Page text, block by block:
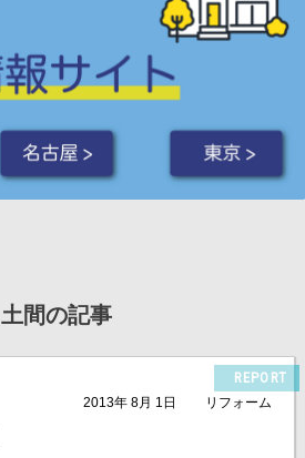
名古屋 > 東京 >
土間の記事
REPORT
2013年 8月 1日
リフォーム